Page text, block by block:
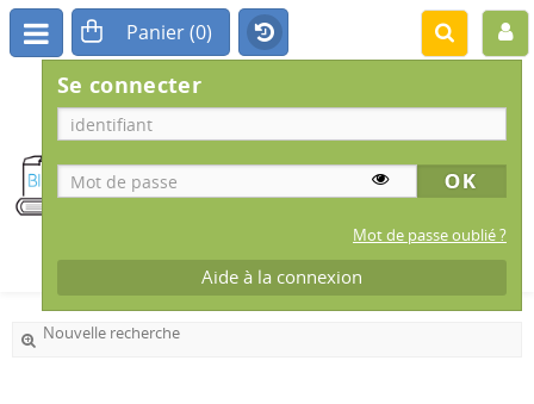
BIBLIOTHÈQUE
MUNICIPALE
Se connecter
Mot de passe oublié ?
Aide à la connexion
Nouvelle recherche